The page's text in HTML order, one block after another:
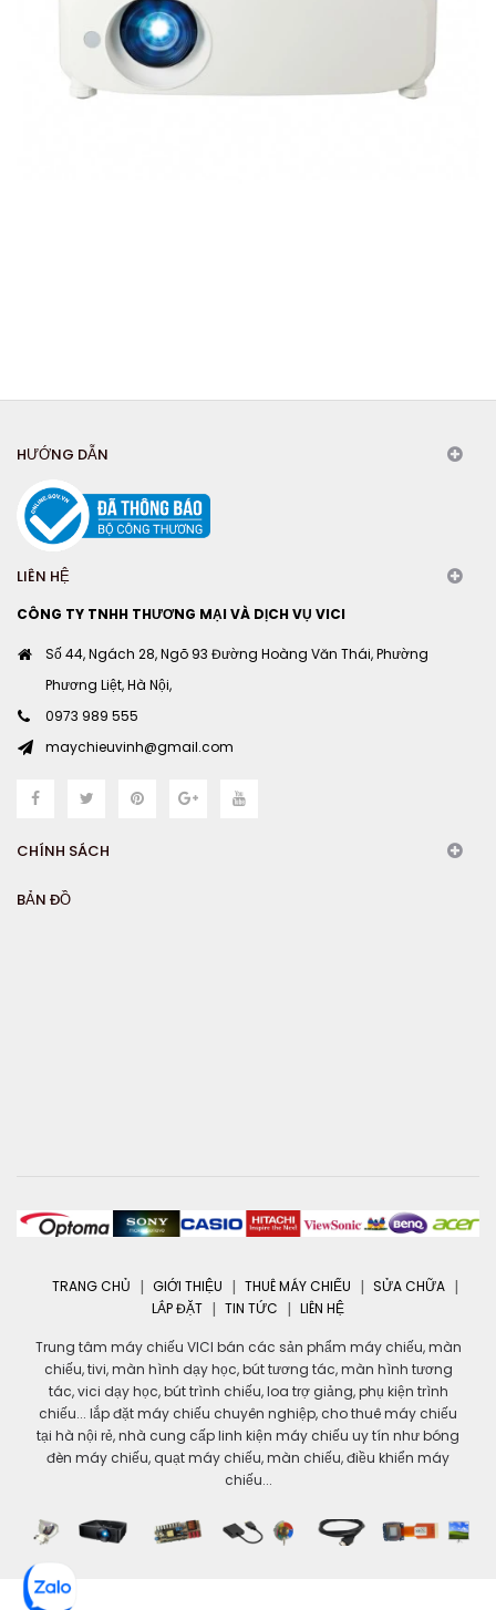
HƯỚNG DẪN
LIÊN HỆ
CÔNG TY TNHH THƯƠNG MẠI VÀ DỊCH VỤ VICI
Số 44, Ngách 28, Ngõ 93 Đường Hoàng Văn Thái, Phường
Phương Liệt, Hà Nội,
0973 989 555
maychieuvinh@gmail.com
CHÍNH SÁCH
BẢN ĐỒ
TRANG CHỦ GIỚI THIỆU THUÊ MÁY CHIẾU
SỬA CHỮA
LẮP ĐẶT
TIN TỨC LIÊN HỆ
Trung tâm máy chiếu VICI bán các sản phẩm máy chiếu, màn
chiếu, tivi, màn hình dạy học, bút tương tác, màn hình tương
tác, vici dạy học, bút trình chiếu, loa trợ giảng, phụ kiện trình
chiếu... lắp đặt máy chiếu chuyên nghiệp, cho thuê máy chiếu
tại hà nội rẻ, nhà cung cấp linh kiện máy chiếu uy tín như bóng
đèn máy chiếu, quạt máy chiếu, màn chiếu, điều khiển máy
chiếu...